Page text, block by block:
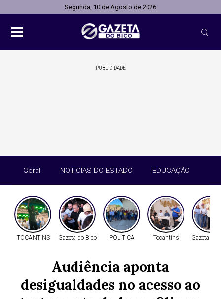
Segunda, 10 de Agosto de 2026
PUBLICIDADE
Geral NOTICIAS DO ESTADO EDUCAÇÃO
TOCANTINS Gazeta do Bico POLÍTICA Tocantins Gazeta do
Audiência aponta
desigualdades no acesso ao